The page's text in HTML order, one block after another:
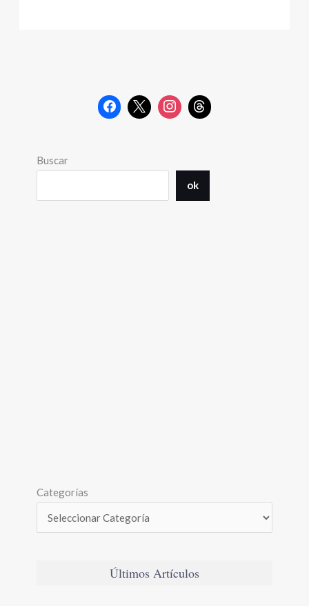
Buscar
ok
Categorías
Últimos Artículos